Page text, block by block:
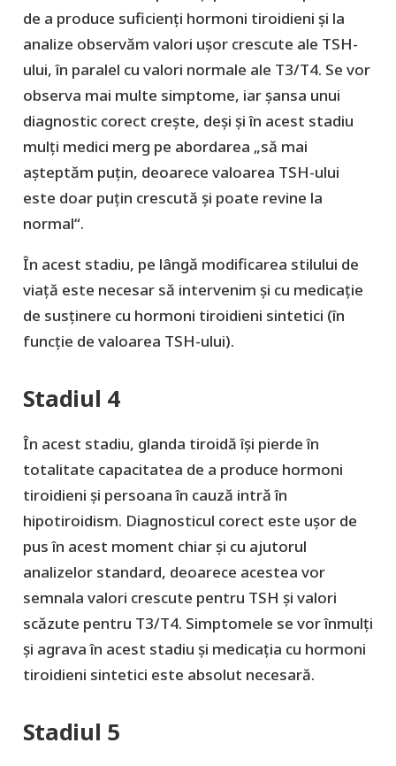
de a produce suficienți hormoni tiroidieni și la
analize observăm valori ușor crescute ale TSH-
ului, în paralel cu valori normale ale T3/T4. Se vor
observa mai multe simptome, iar șansa unui
diagnostic corect crește, deși și în acest stadiu
mulți medici merg pe abordarea „să mai
așteptăm puțin, deoarece valoarea TSH-ului
este doar puțin crescută și poate revine la
normal“.
În acest stadiu, pe lângă modificarea stilului de
viață este necesar să intervenim și cu medicație
de susținere cu hormoni tiroidieni sintetici (în
funcție de valoarea TSH-ului).
Stadiul 4
În acest stadiu, glanda tiroidă își pierde în
totalitate capacitatea de a produce hormoni
tiroidieni și persoana în cauză intră în
hipotiroidism. Diagnosticul corect este ușor de
pus în acest moment chiar și cu ajutorul
analizelor standard, deoarece acestea vor
semnala valori crescute pentru TSH și valori
scăzute pentru T3/T4. Simptomele se vor înmulți
și agrava în acest stadiu și medicația cu hormoni
tiroidieni sintetici este absolut necesară.
Stadiul 5